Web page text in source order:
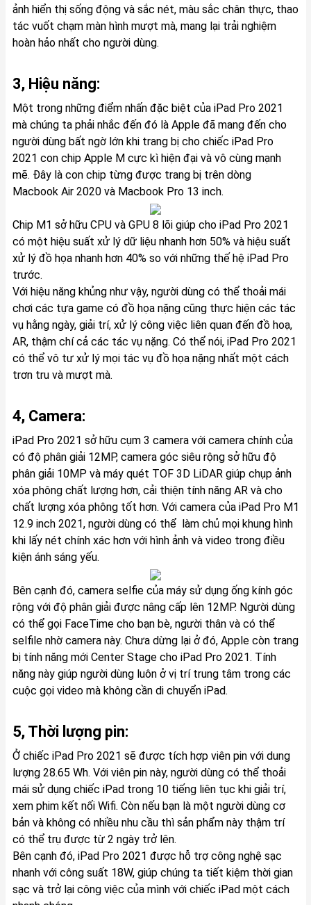
ảnh hiển thị sống động và sắc nét, màu sắc chân thực, thao
tác vuốt chạm màn hình mượt mà, mang lại trải nghiệm
hoàn hảo nhất cho người dùng.
3, Hiệu năng:
Một trong những điểm nhấn đặc biệt của iPad Pro 2021
mà chúng ta phải nhắc đến đó là Apple đã mang đến cho
người dùng bất ngờ lớn khi trang bị cho chiếc iPad Pro
2021 con chip Apple M cực kì hiện đại và vô cùng mạnh
mẽ. Đây là con chip từng được trang bị trên dòng
Macbook Air 2020và Macbook Pro 13 inch.
Chip M1 sở hữu CPU và GPU 8 lõi giúp cho iPad Pro 2021
có một hiệu suất xử lý dữ liệu nhanh hơn 50% và hiệu suất
xử lý đồ họa nhanh hơn 40% so với những thế hệ iPad Pro
trước.
Với hiệu năng khủng như vậy, người dùng có thể thoải mái
chơi các tựa game có đồ họa nặng cũng thực hiện các tác
vụ hằng ngày, giải trí, xử lý công việc liên quan đến đồ hoạ,
AR, thậm chí cả các tác vụ nặng. Có thể nói, iPad Pro 2021
có thể vô tư xử lý mọi tác vụ đồ họa nặng nhất một cách
trơn tru và mượt mà.
4, Camera:
iPad Pro 2021 sở hữu cụm 3 camera với camera chính của
có độ phân giải 12MP, camera góc siêu rộng sở hữu độ
phân giải 10MP và máy quét TOF 3D LiDAR giúp chụp ảnh
xóa phông chất lượng hơn, cải thiện tính năng AR và cho
chất lượng xóa phông tốt hơn. Với camera của iPad Pro M1
12.9 inch 2021, người dùng có thể làm chủ mọi khung hình
khi lấy nét chính xác hơn với hình ảnh và video trong điều
kiện ánh sáng yếu.
Bên cạnh đó, camera selfie của máy sử dụng ống kính góc
rộng với độ phân giải được nâng cấp lên 12MP. Người dùng
có thể gọi FaceTime cho bạn bè, người thân và có thể
selfile nhờ camera này. Chưa dừng lại ở đó, Apple còn trang
bị tính năng mới Center Stage cho iPad Pro 2021. Tính
năng này giúp người dùng luôn ở vị trí trung tâm trong các
cuộc gọi video mà không cần di chuyển iPad.
5, Thời lượng pin:
Ở chiếc iPad Pro 2021 sẽ được tích hợp viên pin với dung
lượng 28.65 Wh. Với viên pin này, người dùng có thể thoải
mái sử dụng chiếc iPad trong 10 tiếng liên tục khi giải trí,
xem phim kết nối Wifi. Còn nếu bạn là một người dùng cơ
bản và không có nhiều nhu cầu thì sản phẩm này thậm trí
có thể trụ được từ 2 ngày trở lên.
Bên cạnh đó, iPad Pro 2021 được hỗ trợ công nghệ sạc
nhanh với công suất 18W, giúp chúng ta tiết kiệm thời gian
sạc và trở lại công việc của mình với chiếc iPad một cách